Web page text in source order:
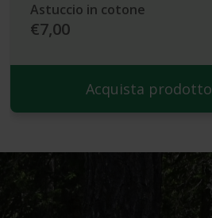
Astuccio in cotone
€7,00
Acquista prodotto